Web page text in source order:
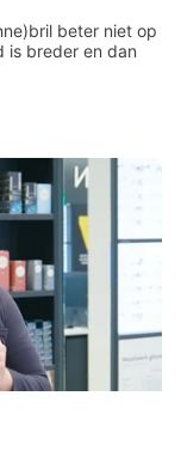
beter niet op
is breder en dan